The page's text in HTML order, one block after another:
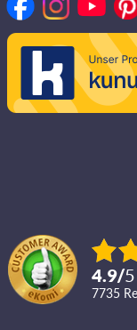
4.9/5
7735